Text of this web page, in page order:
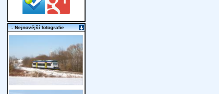
:. Nejnovější fotografie